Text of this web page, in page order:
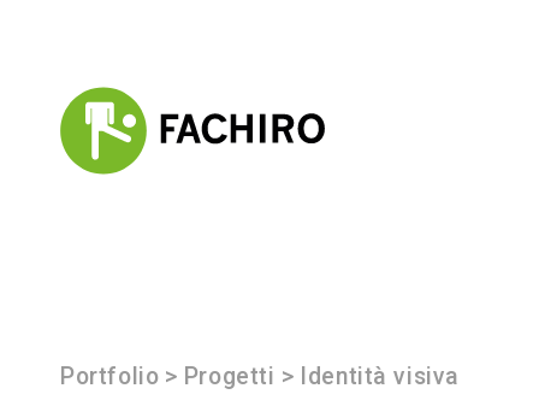
Portfolio > Progetti > Identità visiva